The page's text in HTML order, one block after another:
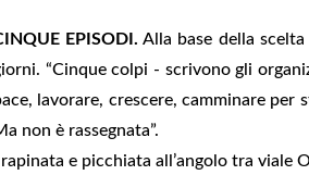
EPISODI. Alla base della
“Cinque colpi - scrivono gli
lavorare, crescere, camminare per
non è rassegnata”.
e picchiata all’angolo tra viale